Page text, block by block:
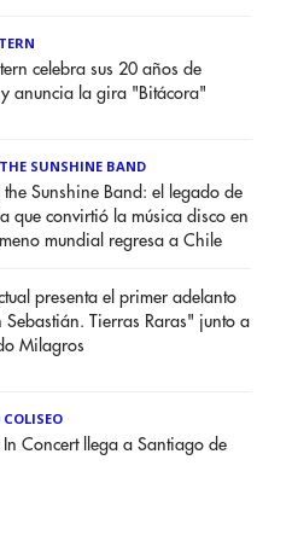
celebra sus 20 años de
anuncia la gira "Bitácora"
SUNSHINE BAND
the Sunshine Band: el legado de
que convirtió la música disco en
mundial regresa a Chile
presenta el primer adelanto
Sebastián. Tierras Raras" junto a
Milagros
In Concert llega a Santiago de